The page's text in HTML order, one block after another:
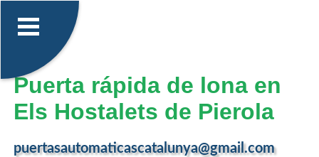
Puerta rápida de lona en
Els Hostalets de Pierola
puertasautomaticascatalunya@gmail.com